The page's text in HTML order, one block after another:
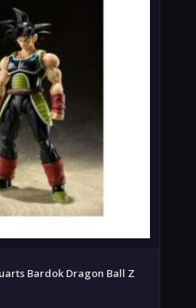
Bardok Dragon Ball Z